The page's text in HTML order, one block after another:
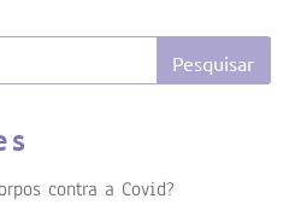
contra a Covid?